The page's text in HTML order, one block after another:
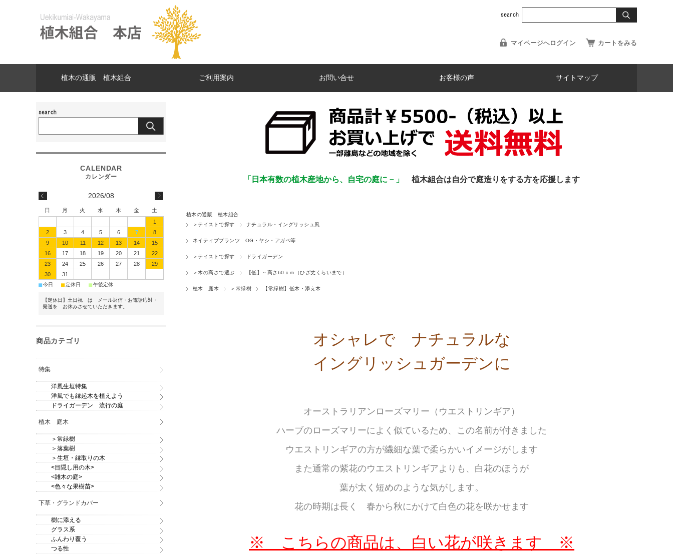
マイページへログイン カートをみる
植木の通販 植木組合 ご利用案内 お問い合せ お客様の声 サイトマップ
「日本有数の植木産地から、自宅の庭に－」 植木組合は自分で庭造りをする方を応援します
植木の通販 植木組合
＞テイストで探す
ナチュラル・イングリッシュ風
ネイティブプランツ OG・ヤシ・アガベ等
＞テイストで探す ドライガーデン
＞木の高さで選ぶ 【低】～高さ60ｃｍ（ひざ丈くらいまで）
植木 庭木 ＞常緑樹 【常緑樹】低木・添え木
オシャレで ナチュラルな
イングリッシュガーデンに
オーストラリアンローズマリー（ウエストリンギア）
ハーブのローズマリーによく似ているため、この名前が付きました
ウエストリンギアの方が繊細な葉で柔らかいイメージがします
また通常の紫花のウエストリンギアよりも、白花のほうが
葉が太く短めのような気がします。
花の時期は長く 春から秋にかけて白色の花を咲かせます
※ こちらの商品は、白い花が咲きます ※
2026/08
日 月 火 水 木 金
土
1
2
3 4 5 6 7
8
9
10 11 12 13 14
15
16
17 18 19 20 21
22
23
24 25 26 27 28
29
30
31
■今日 ■定休日 ■午後定休
【定休日】土日祝 は メール返信・お電話応対・
発送を お休みさせていただきます。
商品カテゴリ
特集
洋風生垣特集
洋風でも縁起木を植えよう
ドライガーデン 流行の庭
植木 庭木
＞常緑樹
＞落葉樹
＞生垣・縁取りの木
<目隠し用の木>
<雑木の庭>
<色々な果樹苗>
下草・グランドカバー
樹に添える
グラス系
ふんわり覆う
つる性